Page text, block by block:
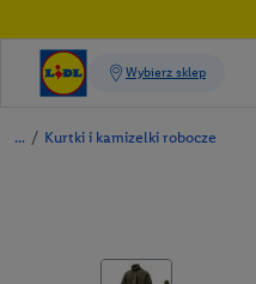
/ Kurtki i kamizelki robocze